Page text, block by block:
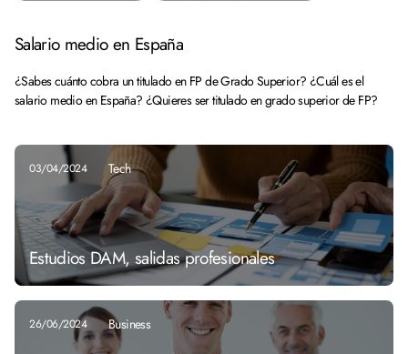
Salario medio en España
¿Sabes cuánto cobra un titulado en FP de Grado Superior? ¿Cuál es el
salario medio en España? ¿Quieres ser titulado en grado superior de FP?
03/04/2024 Tech
Estudios DAM, salidas profesionales
26/06/2024 Business